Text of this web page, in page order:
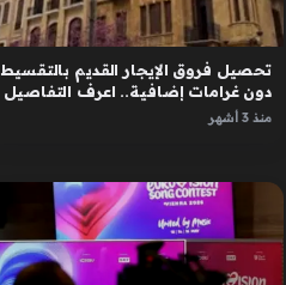
تحصيل فروق الإيجار القديم بالتقسيط
دون غرامات إضافية.. اعرف التفاصيل
منذ 3 أشهر